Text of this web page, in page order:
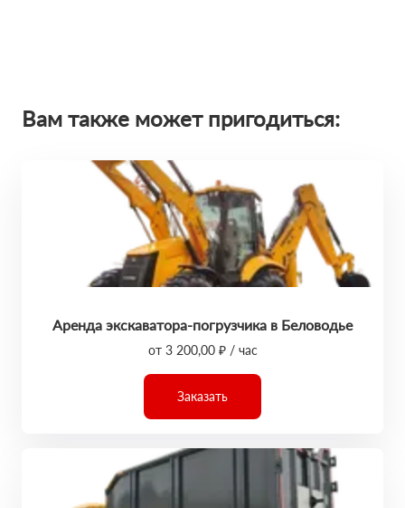
Вам также может пригодиться:
Аренда экскаватора-погрузчика в Беловодье
от 3 200,00 ₽ / час
Заказать